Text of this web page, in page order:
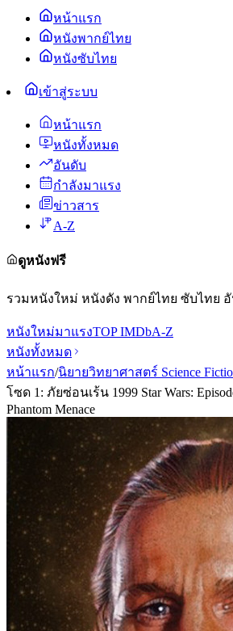
หน้าแรก
หนังพากย์ไทย
หนังซับไทย
เข้าสู่ระบบ
หน้าแรก
หนังทั้งหมด
อันดับ
กำลังมาแรง
ข่าวสาร
A-Z
ดูหนังฟรี
รวมหนังใหม่ หนังดัง พากย์ไทย ซับไทย
หนังใหม่มาแรงTOP IMDbA-Z
หนังทั้งหมด
หน้าแรก/นิยายวิทยาศาสตร์ Science
โซด 1: ภัยซ่อนเร้น 1999 Star Wars:
Phantom Menace